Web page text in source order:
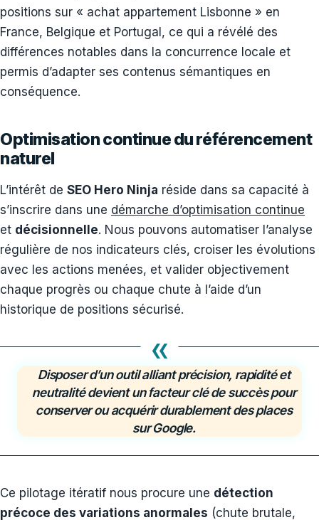
positions sur « achat appartement Lisbonne » en
France, Belgique et Portugal, ce qui a révélé des
différences notables dans la concurrence locale et
permis d’adapter ses contenus sémantiques en
conséquence.
Optimisation continue du référencement
naturel
L’intérêt de SEO Hero Ninja réside dans sa capacité à
s’inscrire dans une démarche d’optimisation continue
et décisionnelle. Nous pouvons automatiser l’analyse
régulière de nos indicateurs clés, croiser les évolutions
avec les actions menées, et valider objectivement
chaque progrès ou chaque chute à l’aide d’un
historique de positions sécurisé.
«
Disposer d’un outil alliant précision, rapidité et
neutralité devient un facteur clé de succès pour
conserver ou acquérir durablement des places
sur Google.
Ce pilotage itératif nous procure une détection
précoce des variations anormales (chute brutale,